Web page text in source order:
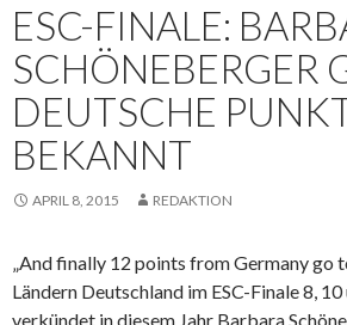
ESC-FINALE:
SCHÖNEBERGER
DEUTSCHE
BEKANNT
APRIL 8, 2015 REDAKTION
„And finally 12 points from Germany go
Ländern Deutschland im ESC-Finale 8,
verkündet in diesem Jahr Barbara